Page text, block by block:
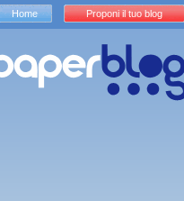
Home Proponi il tuo blog